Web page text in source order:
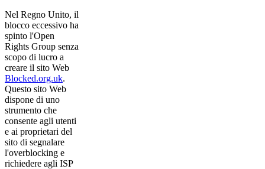
Nel Regno Unito, il
blocco eccessivo ha
spinto l'Open
Rights Group senza
scopo di lucro a
creare il sito Web
Blocked.org.uk.
Questo sito Web
dispone di uno
strumento che
consente agli utenti
e ai proprietari del
sito di segnalare
l'overblocking e
richiedere agli ISP